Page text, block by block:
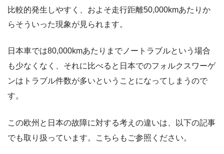
比較的発生しやすく、およそ走行距離50,000kmあたりか
らそういった現象が見られます。
日本車では80,000kmあたりまでノートラブルという場合
も少なくなく、それに比べると日本でのフォルクスワーゲ
ンはトラブル件数が多いということになってしまうので
す。
この欧州と日本の故障に対する考えの違いは、以下の記事
でも取り扱っています。こちらもご参照ください。